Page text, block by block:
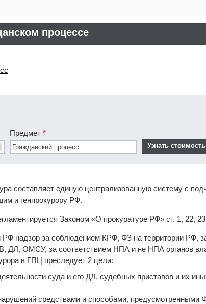
процессе
Предмет *
составляет единую централизованную систему с
и генпрокурору РФ.
Законом «О прокуратуре РФ» ст. 1, 22,
РФ надзор за соблюдением КРФ, ФЗ на территории РФ,
ДЛ, ОМСУ, за соответствием НПА и не НПА органов
в ГПЦ преследует 2 цели:
суда и его ДЛ, судебных приставов и их
средствами и способами, предусмотренными